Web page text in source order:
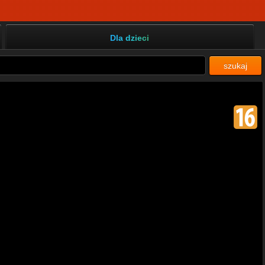
Dla dzieci
szukaj